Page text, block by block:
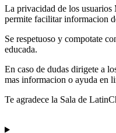
La privacidad de los
permite facilitar informacion
Se respetuoso y compotate
educada.
En caso de dudas dirigete a
mas informacion o ayuda en
Te agradece la Sala de